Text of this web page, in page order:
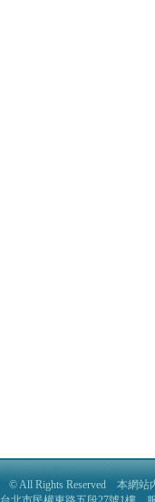
© All Rights Reserved 本網站